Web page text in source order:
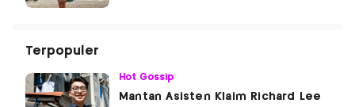
Terpopuler
Hot Gossip
Mantan Asisten Klaim Richard Lee